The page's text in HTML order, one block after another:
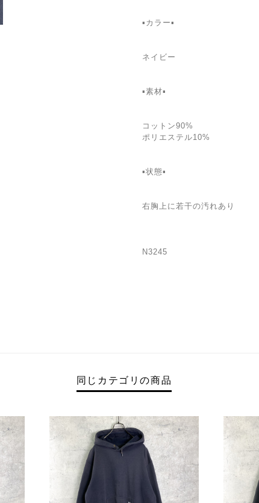
▪カラー▪
ネイビー
▪素材▪
コットン90%
ポリエステル10%
▪状態▪
右胸上に若干の汚れあり
N3245
同じカテゴリの商品